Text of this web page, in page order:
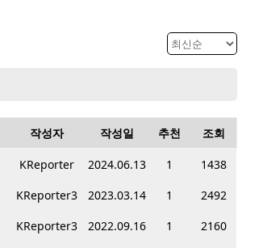
작성자 작성일 추천 조회
KReporter 2024.06.13 1
1438
KReporter3 2023.03.14 1
2492
KReporter3 2022.09.16 1
2160